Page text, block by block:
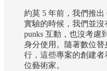
約莫 5 年前，我們推出
實驗的時候，我們並
punks 互動，也沒考慮
身分使用。隨著數位替
行，這些專案的創建
位藝術家。